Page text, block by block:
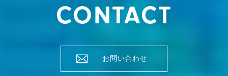
CONTACT
お問い合わせ